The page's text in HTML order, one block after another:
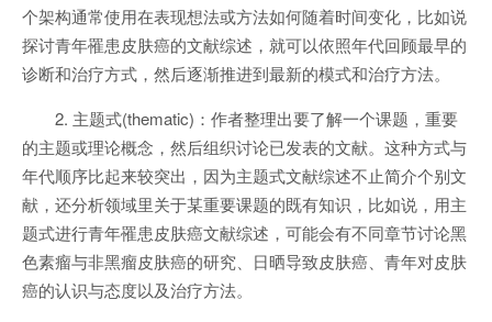
个架构通常使用在表现想法或方法如何随着时间变化，比如说
探讨青年罹患皮肤癌的文献综述，就可以依照年代回顾最早的
诊断和治疗方式，然后逐渐推进到最新的模式和治疗方法。
2. 主题式(thematic)：作者整理出要了解一个课题，重要
的主题或理论概念，然后组织讨论已发表的文献。这种方式与
年代顺序比起来较突出，因为主题式文献综述不止简介个别文
献，还分析领域里关于某重要课题的既有知识，比如说，用主
题式进行青年罹患皮肤癌文献综述，可能会有不同章节讨论黑
色素瘤与非黑瘤皮肤癌的研究、日晒导致皮肤癌、青年对皮肤
癌的认识与态度以及治疗方法。